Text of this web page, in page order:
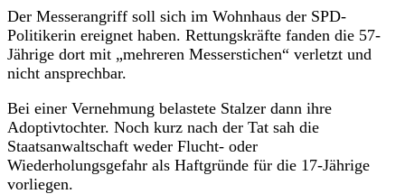
Der Messerangriff soll sich im Wohnhaus der SPD-
Politikerin ereignet haben. Rettungskräfte fanden die 57-
Jährige dort mit „mehreren Messerstichen“ verletzt und
nicht ansprechbar.
Bei einer Vernehmung belastete Stalzer dann ihre
Adoptivtochter. Noch kurz nach der Tat sah die
Staatsanwaltschaft weder Flucht- oder
Wiederholungsgefahr als Haftgründe für die 17-Jährige
vorliegen.